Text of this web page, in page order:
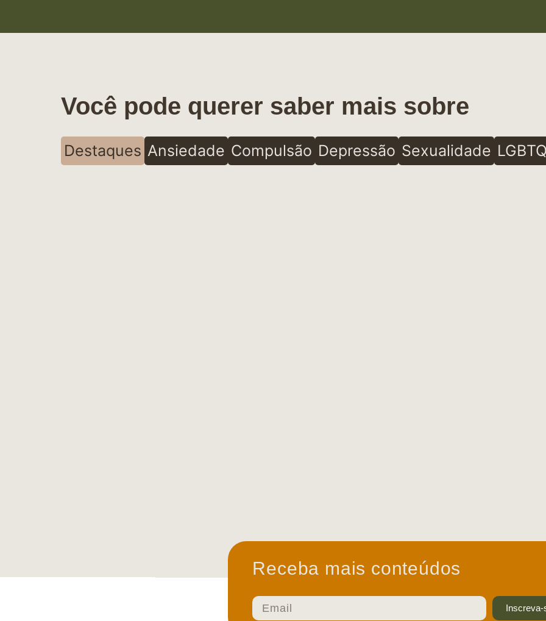
Você pode querer saber mais sobre
Destaques Ansiedade Compulsão Depressão Sexualidade
Receba mais conteúdos
Inscreva-